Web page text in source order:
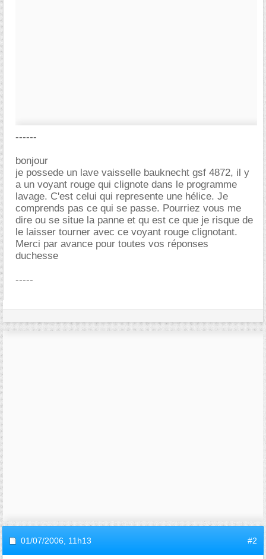
------
bonjour
je possede un lave vaisselle bauknecht gsf 4872, il y
a un voyant rouge qui clignote dans le programme
lavage. C'est celui qui represente une hélice. Je
comprends pas ce qui se passe. Pourriez vous me
dire ou se situe la panne et qu est ce que je risque de
le laisser tourner avec ce voyant rouge clignotant.
Merci par avance pour toutes vos réponses
duchesse
-----
01/07/2006, 11h13 #2